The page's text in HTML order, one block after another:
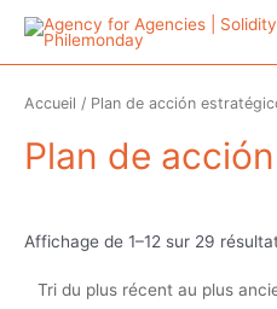
contenu
Accueil / Plan de acción
Plan de
Affichage de 1–12 sur 29